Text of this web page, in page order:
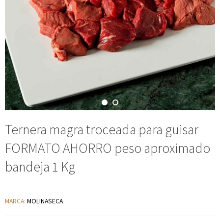
Ternera magra troceada para guisar
FORMATO AHORRO peso aproximado
bandeja 1 Kg
MARCA: MOLINASECA